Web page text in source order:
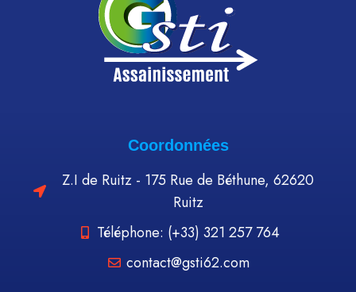
Coordonnées
Z.I de Ruitz - 175 Rue de Béthune, 62620
Ruitz
Téléphone: (+33) 321 257 764
contact@gsti62.com